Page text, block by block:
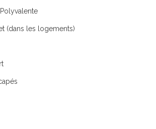
(dans les logements)